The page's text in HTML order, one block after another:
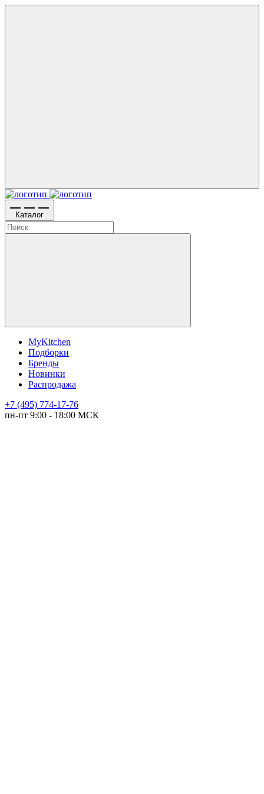
Каталог
MyKitchen
Подборки
Бренды
Новинки
Распродажа
+7 (495) 774-17-76
пн-пт 9:00 - 18:00 МСК